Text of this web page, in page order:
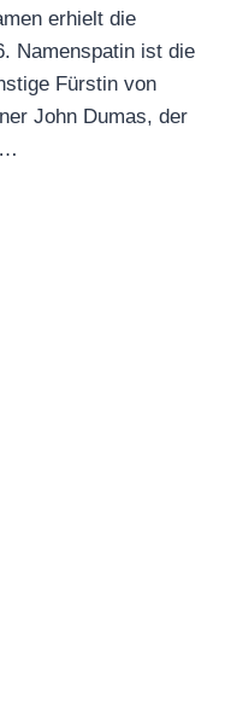
erhielt die
Namenspatin ist die
Fürstin von
John Dumas, der